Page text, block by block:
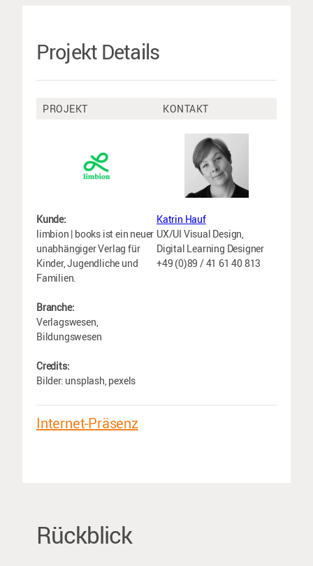
Projekt Details
PROJEKT
Kunde:
limbion | books ist ein neuer
unabhängiger Verlag für
Kinder, Jugendliche und
Familien.
Branche:
Verlagswesen,
Bildungswesen
Credits:
Bilder: unsplash, pexels
KONTAKT
Katrin Hauf
UX/UI Visual Design,
Digital Learning Designer
+49 (0)89 / 41 61 40 813
Internet-Präsenz
Rückblick